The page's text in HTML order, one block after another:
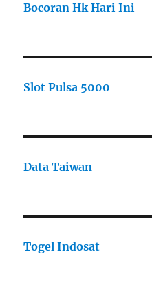
Bocoran Hk Hari Ini
Slot Pulsa 5000
Data Taiwan
Togel Indosat